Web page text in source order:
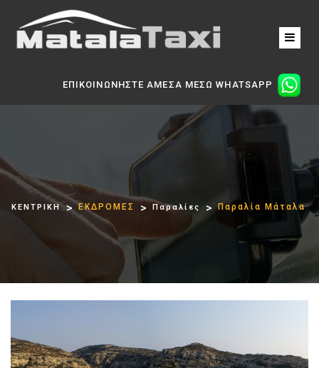
ΕΠΙΚΟΙΝΩΝΗΣΤΕ ΑΜΕΣΑ ΜΕΣΩ WHATSAPP
ΚΕΝΤΡΙΚΗ ΕΚΔΡΟΜΕΣ Παραλίες Παραλία Μάταλα